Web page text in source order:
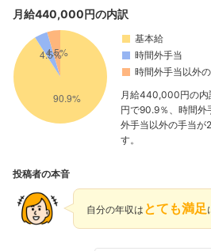
フォローしま
月給440,000円の内訳
基本給
時間外手当
時間外手当以外
月給440,000円の
円で90.9％、時間
外手当以外の手当
す。
投稿者の本音
自分の年収は とても満足